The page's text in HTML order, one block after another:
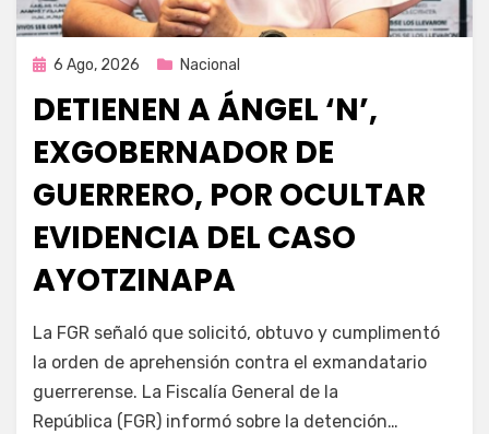
Publicada
6 Ago, 2026 Nacional
DETIENEN A ÁNGEL ‘N’,
EXGOBERNADOR DE
GUERRERO, POR OCULTAR
EVIDENCIA DEL CASO
AYOTZINAPA
porFernando Miranda Servín
La FGR señaló que solicitó, obtuvo y cumplimentó
la orden de aprehensión contra el exmandatario
guerrerense. La Fiscalía General de la
República (FGR) informó sobre la detención…